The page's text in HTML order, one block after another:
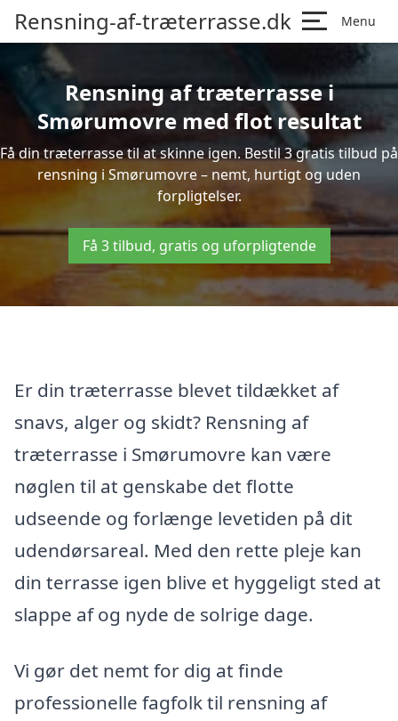
Rensning-af-træterrasse.dk Menu
Rensning af træterrasse i
Smørumovre med flot resultat
Få din træterrasse til at skinne igen. Bestil 3 gratis tilbud på
rensning i Smørumovre – nemt, hurtigt og uden
forpligtelser.
Få 3 tilbud, gratis og uforpligtende
Er din træterrasse blevet tildækket af
snavs, alger og skidt? Rensning af
træterrasse i Smørumovre kan være
nøglen til at genskabe det flotte
udseende og forlænge levetiden på dit
udendørsareal. Med den rette pleje kan
din terrasse igen blive et hyggeligt sted at
slappe af og nyde de solrige dage.
Vi gør det nemt for dig at finde
professionelle fagfolk til rensning af